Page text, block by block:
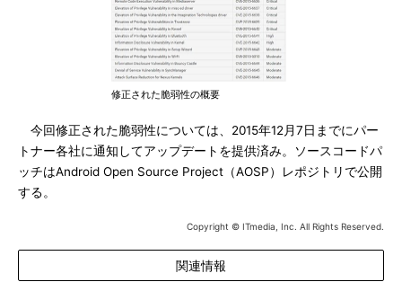
修正された脆弱性の概要
今回修正された脆弱性については、2015年12月7日までにパー
トナー各社に通知してアップデートを提供済み。ソースコードパ
ッチはAndroid Open Source Project（AOSP）レポジトリで公開
する。
Copyright © ITmedia, Inc. All Rights Reserved.
関連情報